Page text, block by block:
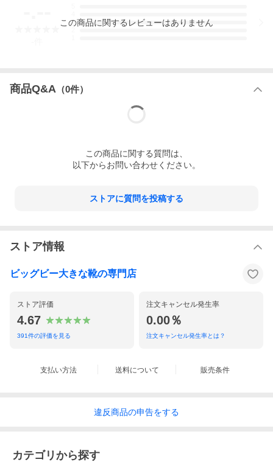
3
この商品に関するレビューはありません
商品Q&A （0件）
この商品に関する質問は、
以下からお問い合わせください。
ストアに質問を投稿する
ストア情報
ビッグビー大きな靴の専門店
ストア評価
4.67
391件の評価を見る
注文キャンセル発生率
0.00％
注文キャンセル発生率とは？
支払い方法 送料について 販売条件
違反商品の申告をする
カテゴリから探す